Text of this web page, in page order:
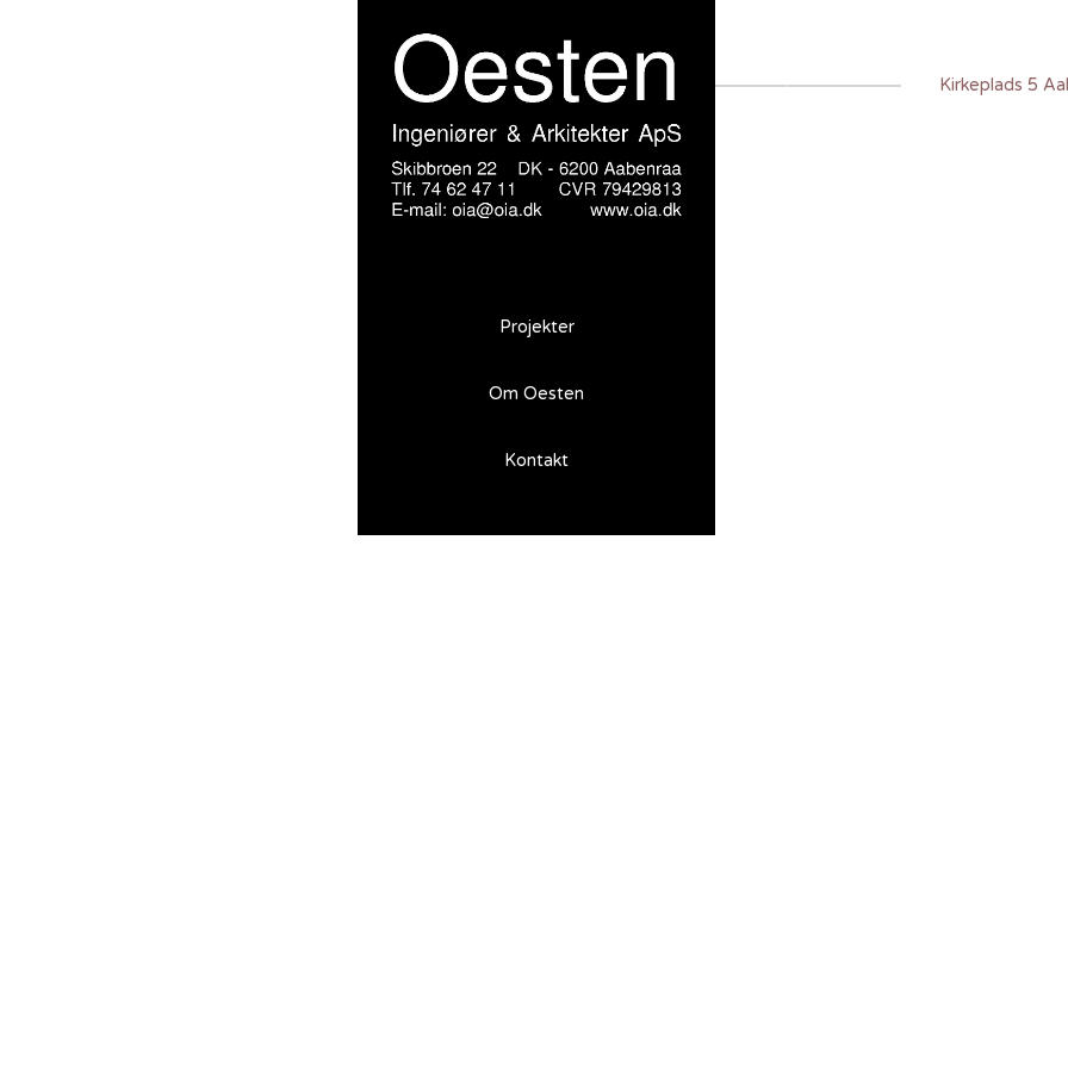
Projekter
Om Oesten
Kontakt
Kirkeplads 5